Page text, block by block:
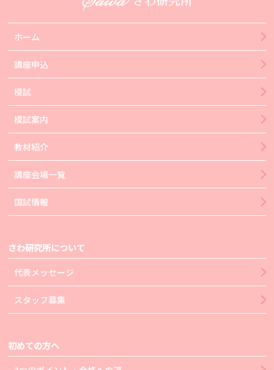
ホーム
講座申込
模試
模試案内
教材紹介
講座会場一覧
国試情報
さわ研究所について
代表メッセージ
スタッフ募集
初めての方へ